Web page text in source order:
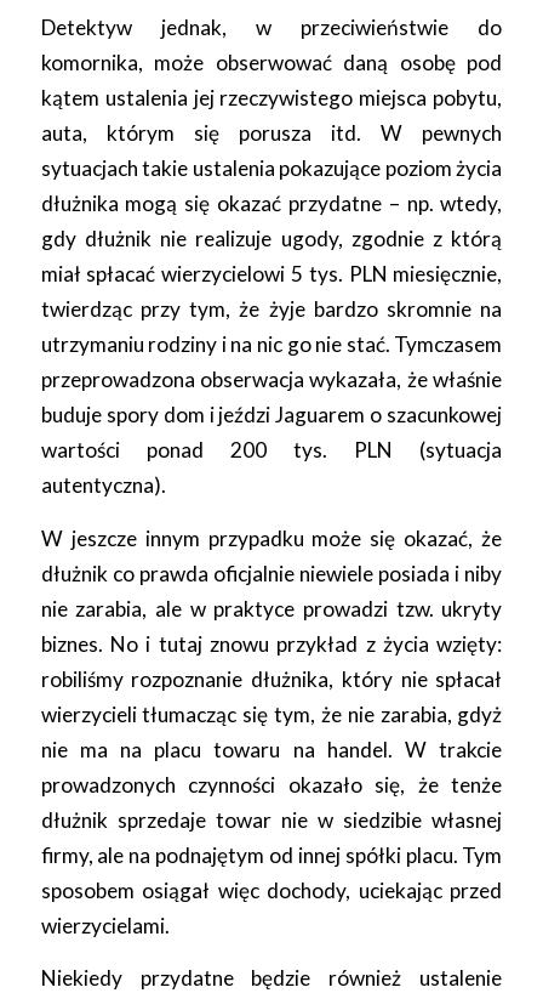
Detektyw jednak, w przeciwieństwie do
komornika, może obserwować daną osobę pod
kątem ustalenia jej rzeczywistego miejsca pobytu,
auta, którym się porusza itd. W pewnych
sytuacjach takie ustalenia pokazujące poziom życia
dłużnika mogą się okazać przydatne – np. wtedy,
gdy dłużnik nie realizuje ugody, zgodnie z którą
miał spłacać wierzycielowi 5 tys. PLN miesięcznie,
twierdząc przy tym, że żyje bardzo skromnie na
utrzymaniu rodziny i na nic go nie stać. Tymczasem
przeprowadzona obserwacja wykazała, że właśnie
buduje spory dom i jeździ Jaguarem o szacunkowej
wartości ponad 200 tys. PLN (sytuacja
autentyczna).
W jeszcze innym przypadku może się okazać, że
dłużnik co prawda oficjalnie niewiele posiada i niby
nie zarabia, ale w praktyce prowadzi tzw. ukryty
biznes. No i tutaj znowu przykład z życia wzięty:
robiliśmy rozpoznanie dłużnika, który nie spłacał
wierzycieli tłumacząc się tym, że nie zarabia, gdyż
nie ma na placu towaru na handel. W trakcie
prowadzonych czynności okazało się, że tenże
dłużnik sprzedaje towar nie w siedzibie własnej
firmy, ale na podnajętym od innej spółki placu. Tym
sposobem osiągał więc dochody, uciekając przed
wierzycielami.
Niekiedy przydatne będzie również ustalenie